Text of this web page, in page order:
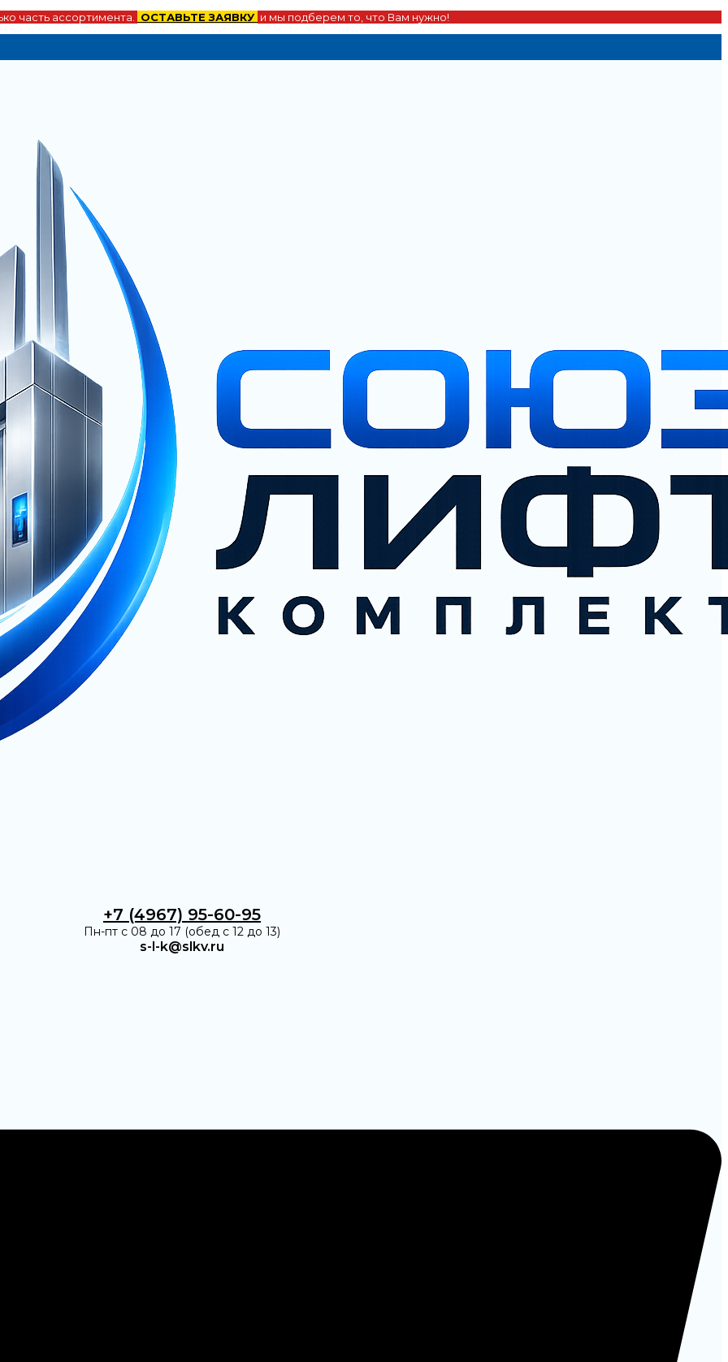
часть ассортимента. ОСТАВЬТЕ ЗАЯВКУ и мы подберем то, что Вам нужно!
+7 (4967) 95-60-95
Пн-пт с 08 до 17 (обед с 12 до 13)
s-l-k@slkv.ru